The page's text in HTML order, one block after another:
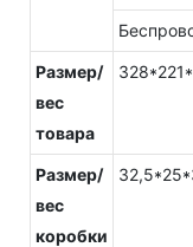
Размер/
вес
товара
Размер/
вес
коробки